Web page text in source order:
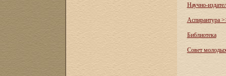
Научно-
Аспирантура
Библиотека
Совет